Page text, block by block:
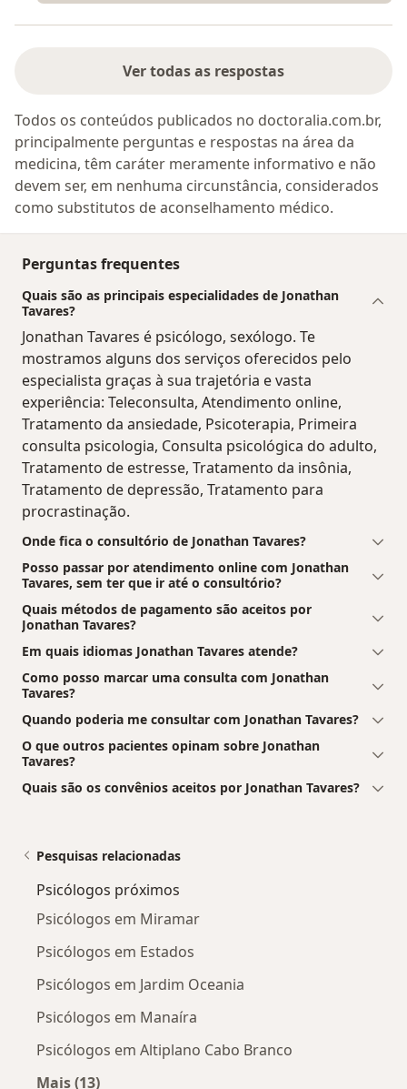
Ver todas as respostas
Todos os conteúdos publicados no doctoralia.com.br,
principalmente perguntas e respostas na área da
medicina, têm caráter meramente informativo e não
devem ser, em nenhuma circunstância, considerados
como substitutos de aconselhamento médico.
Perguntas frequentes
Quais são as principais especialidades de Jonathan
Tavares?
Jonathan Tavares é psicólogo, sexólogo. Te
mostramos alguns dos serviços oferecidos pelo
especialista graças à sua trajetória e vasta
experiência: Teleconsulta, Atendimento online,
Tratamento da ansiedade, Psicoterapia, Primeira
consulta psicologia, Consulta psicológica do adulto,
Tratamento de estresse, Tratamento da insônia,
Tratamento de depressão, Tratamento para
procrastinação.
Onde fica o consultório de Jonathan Tavares?
Posso passar por atendimento online com Jonathan
Tavares, sem ter que ir até o consultório?
Quais métodos de pagamento são aceitos por
Jonathan Tavares?
Em quais idiomas Jonathan Tavares atende?
Como posso marcar uma consulta com Jonathan
Tavares?
Quando poderia me consultar com Jonathan Tavares?
O que outros pacientes opinam sobre Jonathan
Tavares?
Quais são os convênios aceitos por Jonathan Tavares?
Pesquisas relacionadas
Psicólogos próximos
Psicólogos em Miramar
Psicólogos em Estados
Psicólogos em Jardim Oceania
Psicólogos em Manaíra
Psicólogos em Altiplano Cabo Branco
Mais (13)